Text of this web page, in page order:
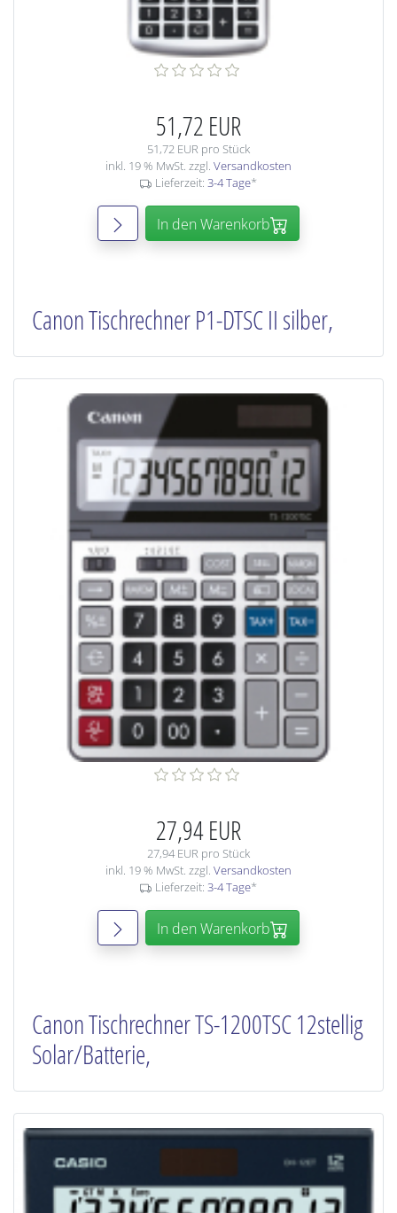
51,72 EUR
51,72 EUR pro Stück
inkl. 19 % MwSt. zzgl. Versandkosten
Lieferzeit: 3-4 Tage*
In den Warenkorb
Canon Tischrechner P1-DTSC II silber,
27,94 EUR
27,94 EUR pro Stück
inkl. 19 % MwSt. zzgl. Versandkosten
Lieferzeit: 3-4 Tage*
In den Warenkorb
Canon Tischrechner TS-1200TSC 12stellig
Solar/Batterie,